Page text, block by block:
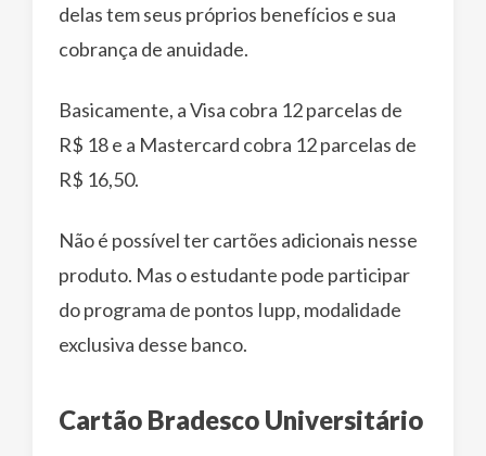
delas tem seus próprios benefícios e sua
cobrança de anuidade.
Basicamente, a Visa cobra 12 parcelas de
R$ 18 e a Mastercard cobra 12 parcelas de
R$ 16,50.
Não é possível ter cartões adicionais nesse
produto. Mas o estudante pode participar
do programa de pontos Iupp, modalidade
exclusiva desse banco.
Cartão Bradesco Universitário